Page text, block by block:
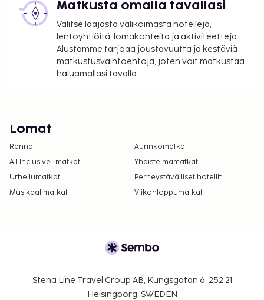
Matkusta omalla tavallasi
Valitse laajasta valikoimasta hotelleja,
lentoyhtiöitä, lomakohteita ja aktiviteetteja.
Alustamme tarjoaa joustavuutta ja kestäviä
matkustusvaihtoehtoja, joten voit matkustaa
haluamallasi tavalla.
Lomat
Rannat
Aurinkomatkat
All Inclusive -matkat
Yhdistelmämatkat
Urheilumatkat
Perheystävälliset hotellit
Musikaalimatkat
Viikonloppumatkat
Stena Line Travel Group AB, Kungsgatan 6, 252 21
Helsingborg, SWEDEN